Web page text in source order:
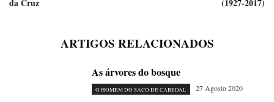
da Cruz
(1927-2017)
ARTIGOS RELACIONADOS
As árvores do bosque
O HOMEM DO SACO DE CABEDAL 27 Agosto 2020